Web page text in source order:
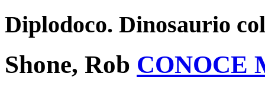
Diplodoco. Dinosaurio
Shone, Rob CONOCE